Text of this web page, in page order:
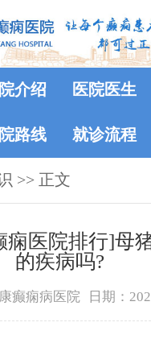
介绍 医院医生
路线 就诊流程
>> 正文
痫医院排行]母
的疾病吗?
癫痫病医院 日期：